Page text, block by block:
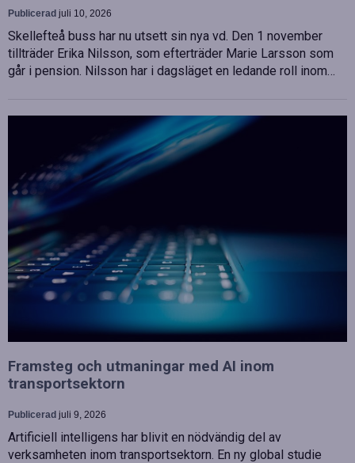
Publicerad juli 10, 2026
Skellefteå buss har nu utsett sin nya vd. Den 1 november
tillträder Erika Nilsson, som efterträder Marie Larsson som
går i pension. Nilsson har i dagsläget en ledande roll inom…
Framsteg och utmaningar med AI inom
transportsektorn
Publicerad juli 9, 2026
Artificiell intelligens har blivit en nödvändig del av
verksamheten inom transportsektorn. En ny global studie